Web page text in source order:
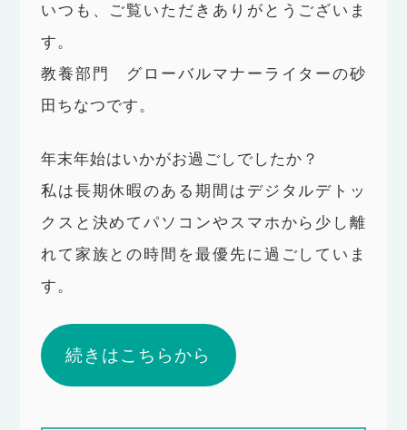
いつも、ご覧いただきありがとうございま
す。
教養部門 グローバルマナーライターの砂
田ちなつです。
年末年始はいかがお過ごしでしたか？
私は長期休暇のある期間はデジタルデトッ
クスと決めてパソコンやスマホから少し離
れて家族との時間を最優先に過ごしていま
す。
続きはこちらから